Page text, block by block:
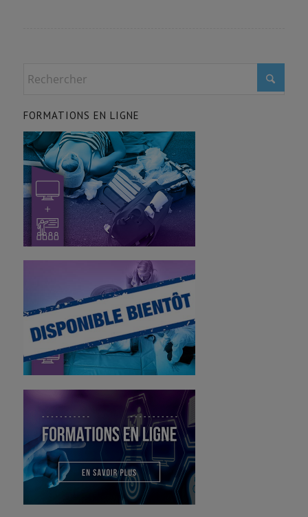
FORMATIONS EN LIGNE